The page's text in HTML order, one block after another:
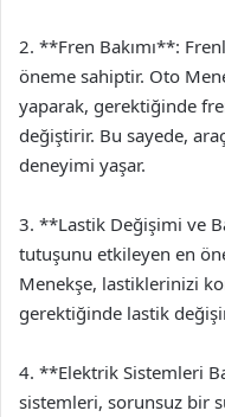
2. **Fren Bakımı**:
öneme sahiptir. Oto
yaparak, gerektiğinde
değiştirir. Bu sayede,
deneyimi yaşar.
3. **Lastik Değişimi ve
tutuşunu etkileyen en
Menekşe, lastiklerinizi
gerektiğinde lastik
4. **Elektrik Sistemleri
sistemleri, sorunsuz bir